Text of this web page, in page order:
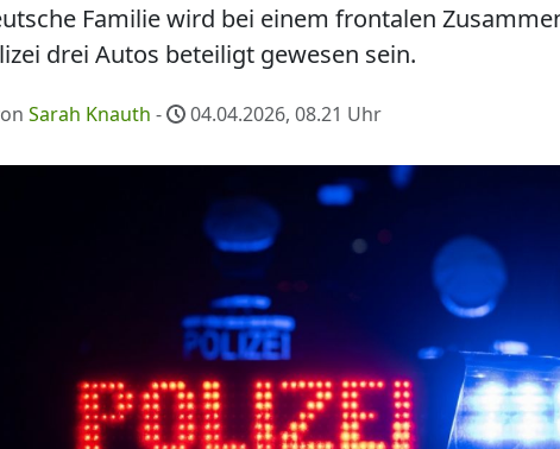
Familie wird bei einem frontalen
drei Autos beteiligt gewesen sein.
Sarah Knauth - 04.04.2026, 08.21 Uhr